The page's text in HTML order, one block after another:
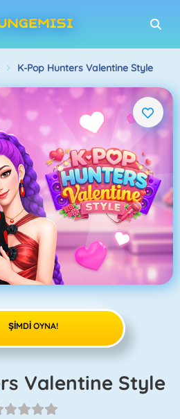
K-Pop Hunters Valentine Style
ŞIMDI OYNA!
Valentine Style